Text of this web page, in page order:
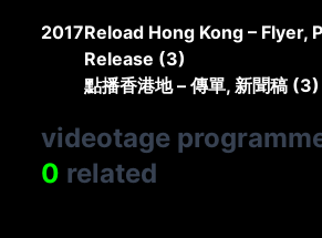
2017Reload Hong Kong – Flyer,
Release (3)
點播香港地 – 傳單, 新聞稿 (3)
videotage
0 related